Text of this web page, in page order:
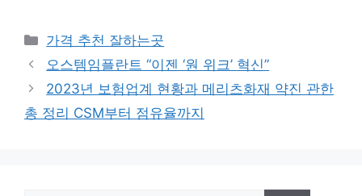
카
테
리
가격 추천 잘하는곳
오스템임플란트 “이젠 ‘원 위크’ 혁신”
2023년 보험업계 현황과 메리츠화재 약진 관한
총 정리 CSM부터 점유율까지